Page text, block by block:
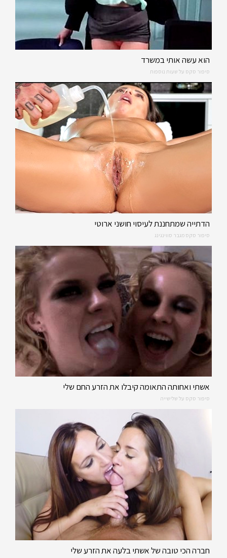
הוא עשה אותי במשרד
סיפור סקס על שעות נוספות
הדתייה שמתחננת לעיסוי חושני ארוטי
סיפור סקס מגבר סווינגינג
אשתי ואחותה התאומה קיבלו את הזרע החם שלי
סיפור סקס על שלישייה
חברה הכי טובה של אשתי בלעה את הזרע שלי